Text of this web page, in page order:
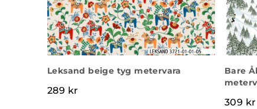
Leksand beige tyg metervara
289 kr
Bare
309 kr